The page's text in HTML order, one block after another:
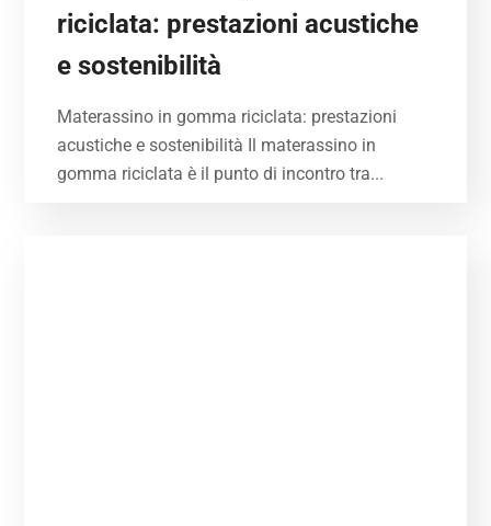
riciclata: prestazioni acustiche
e sostenibilità
Materassino in gomma riciclata: prestazioni
acustiche e sostenibilità Il materassino in
gomma riciclata è il punto di incontro tra...